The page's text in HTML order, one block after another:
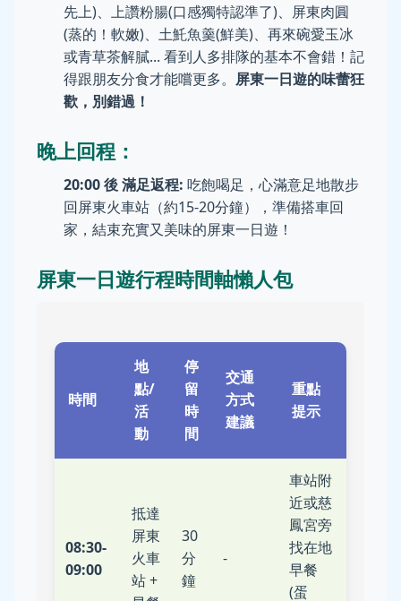
先上)、上讚粉腸(口感獨特認準了)、屏東肉圓
(蒸的！軟嫩)、土魠魚羹(鮮美)、再來碗愛玉冰
或青草茶解膩... 看到人多排隊的基本不會錯！記
得跟朋友分食才能嚐更多。 屏東一日遊的味蕾狂
歡，別錯過！
晚上回程：
20:00 後 滿足返程: 吃飽喝足，心滿意足地散步
回屏東火車站（約15-20分鐘），準備搭車回
家，結束充實又美味的屏東一日遊！
屏東一日遊行程時間軸懶人包
時間
地
點/
活
動
停
留
時
間
交通
方式
建議
重點
提示
08:30-
09:00
抵達
屏東
火車
站 +
30
分
鐘
-
車站附
近或慈
鳳宮旁
找在地
早餐
(蛋